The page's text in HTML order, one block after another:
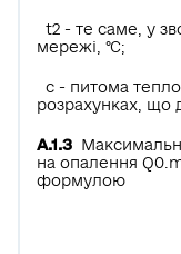
t2 - те саме, у
мережі, °С;
с - питома
розрахунках, що
А.1.З
на опалення
формулою